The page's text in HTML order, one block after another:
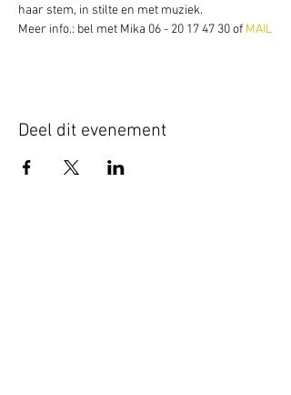
haar stem, in stilte en met muziek.
Meer info.: bel met Mika 06 - 20 17 47 30 of MAIL
Deel dit evenement